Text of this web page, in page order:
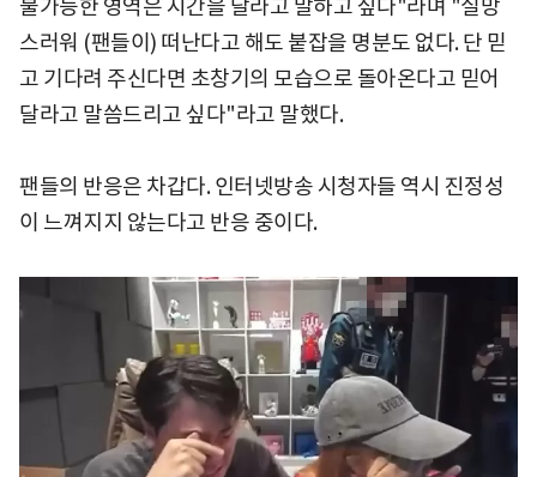
불가능한 영역은 시간을 달라고 말하고 싶다"라며 "실망
스러워 (팬들이) 떠난다고 해도 붙잡을 명분도 없다. 단 믿
고 기다려 주신다면 초창기의 모습으로 돌아온다고 믿어
달라고 말씀드리고 싶다"라고 말했다.
팬들의 반응은 차갑다. 인터넷방송 시청자들 역시 진정성
이 느껴지지 않는다고 반응 중이다.